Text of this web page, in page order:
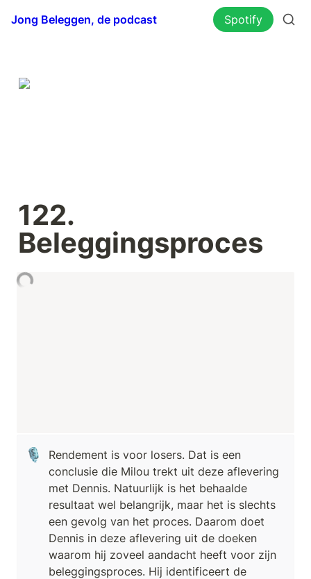
Jong Beleggen, de podcast Spotify
122.
Beleggingsproces
🎙️
Rendement is voor losers. Dat is een
conclusie die Milou trekt uit deze aflevering
met Dennis. Natuurlijk is het behaalde
resultaat wel belangrijk, maar het is slechts
een gevolg van het proces. Daarom doet
Dennis in deze aflevering uit de doeken
waarom hij zoveel aandacht heeft voor zijn
beleggingsproces. Hij identificeert de